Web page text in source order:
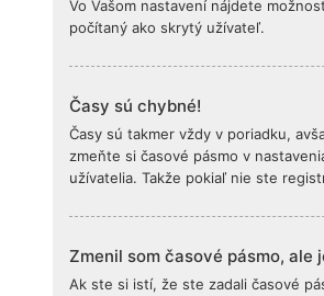
Vo Vašom nastavení nájdete
počítaný ako skrytý užívateľ.
Časy sú chybné!
Časy sú takmer vždy v poriadku,
zmeňte si časové pásmo v
užívatelia. Takže pokiaľ nie ste
Zmenil som časové pásmo, ale
Ak ste si istí, že ste zadali časové